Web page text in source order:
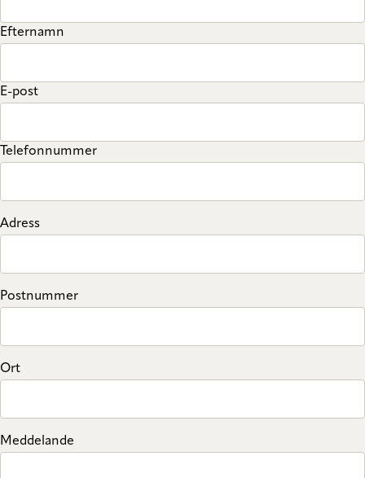
Efternamn
E-post
Telefonnummer
Adress
Postnummer
Ort
Meddelande